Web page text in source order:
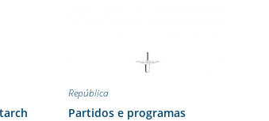
República
Partidos e programas